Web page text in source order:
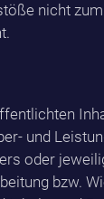
nicht
und
oder
bzw.